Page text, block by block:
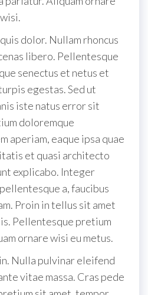
dolor. Nullam rhoncus
libero. Pellentesque
senectus et netus et
egestas. Sed ut
iste natus error sit
doloremque
aperiam, eaque ipsa quae
et quasi architecto
explicabo. Integer
a, faucibus
Proin in tellus sit amet
Pellentesque pretium
ornare wisi eu metus.
Nulla pulvinar eleifend
vitae massa. Cras pede